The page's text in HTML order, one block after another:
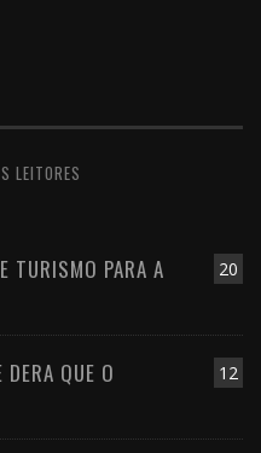
LEITORES
20
TURISMO PARA A
12
QUE O